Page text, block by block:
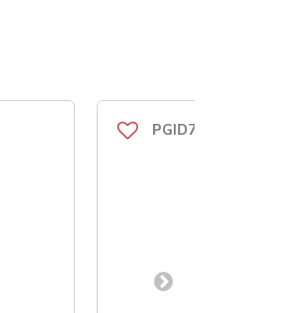
PGID708-24